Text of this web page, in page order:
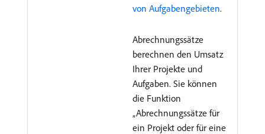
von Aufgabengebieten.
Abrechnungssätze
berechnen den Umsatz
Ihrer Projekte und
Aufgaben. Sie können
die Funktion
„Abrechnungssätze für
ein Projekt oder für eine